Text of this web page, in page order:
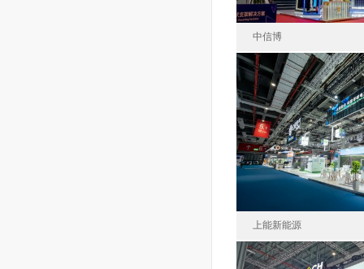
中信博
蘇州茂博文化創意有
中國
面積
上能新能源